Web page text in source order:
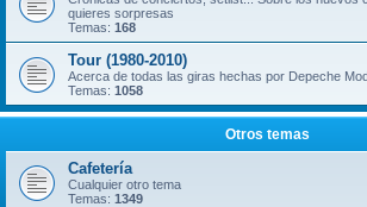
quieres sorpresas
Temas: 168
Tour (1980-2010)
Acerca de todas las giras hechas por Depeche
Temas: 1058
Otros temas
Cafetería
Cualquier otro tema
Temas: 1349